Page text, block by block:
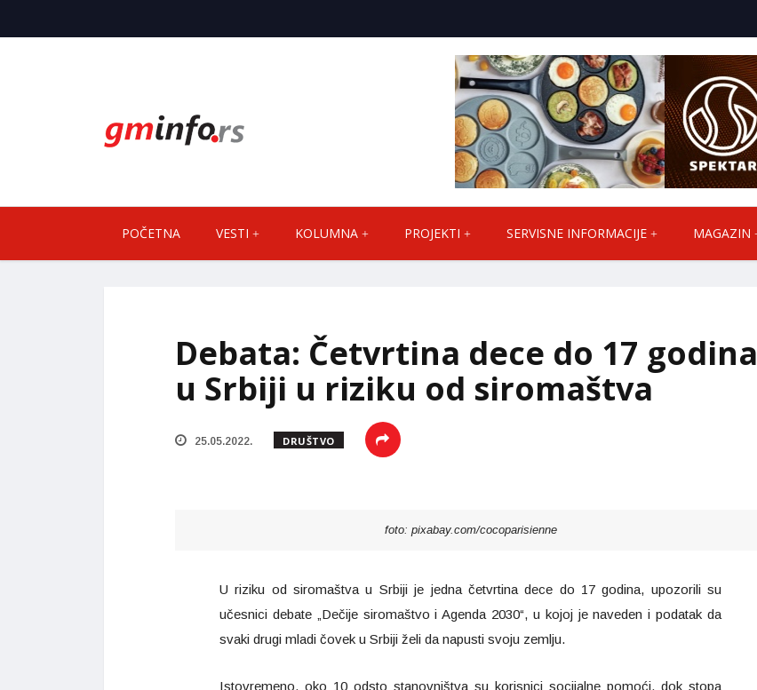
POČETNA VESTI KOLUMNA PROJEKTI SERVISNE INFORMACIJE MAGAZIN
Debata: Četvrtina dece do 17 godina
u Srbiji u riziku od siromaštva
25.05.2022. DRUŠTVO
foto: pixabay.com/cocoparisienne
U riziku od siromaštva u Srbiji je jedna četvrtina dece do 17 godina, upozorili su
učesnici debate „Dečije siromaštvo i Agenda 2030“, u kojoj je naveden i podatak da
svaki drugi mladi čovek u Srbiji želi da napusti svoju zemlju.
Istovremeno, oko 10 odsto stanovništva su korisnici socijalne pomoći, dok stopa